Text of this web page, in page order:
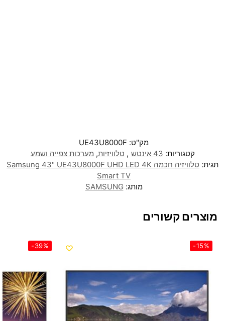
מק"ט: UE43U8000F
קטגוריות: 43 אינטש , טלוויזיות, מערכות צפייה ושמע
תגית:
טלוויזיה חכמה Samsung 43" UE43U8000F UHD LED 4K
Smart TV
מותג:SAMSUNG
מוצרים קשורים
-15%
-39%